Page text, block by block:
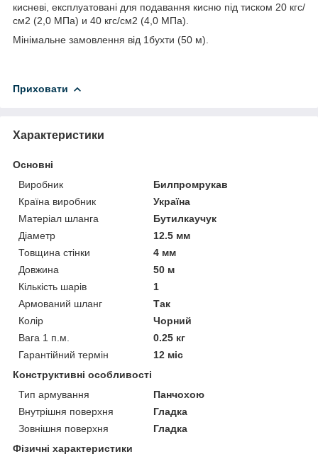
кисневі, експлуатовані для подавання кисню під тиском 20 кгс/
см2 (2,0 МПа) и 40 кгс/см2 (4,0 МПа).
Мінімальне замовлення від 1бухти (50 м).
Приховати
Характеристики
Основні
Виробник
Билпромрукав
Країна виробник
Україна
Матеріал шланга
Бутилкаучук
Діаметр
12.5 мм
Товщина стінки
4 мм
Довжина
50 м
Кількість шарів
1
Армований шланг
Так
Колір
Чорний
Вага 1 п.м.
0.25 кг
Гарантійний термін
12 міс
Конструктивні особливості
Тип армування
Панчохою
Внутрішня поверхня
Гладка
Зовнішня поверхня
Гладка
Фізичні характеристики